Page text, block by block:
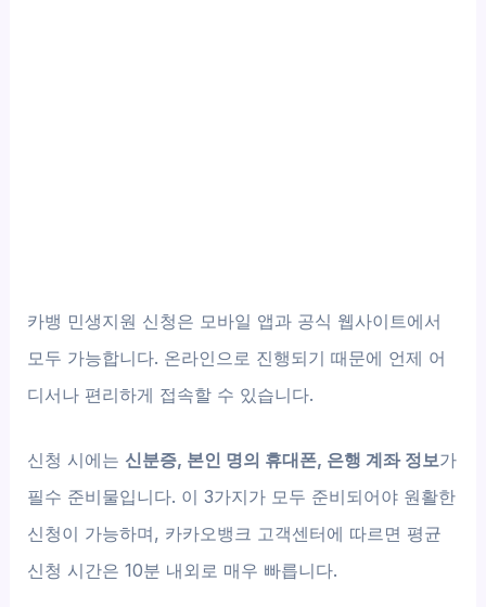
카뱅 민생지원 신청은 모바일 앱과 공식 웹사이트에서
모두 가능합니다. 온라인으로 진행되기 때문에 언제 어
디서나 편리하게 접속할 수 있습니다.
신청 시에는 신분증, 본인 명의 휴대폰, 은행 계좌 정보가
필수 준비물입니다. 이 3가지가 모두 준비되어야 원활한
신청이 가능하며, 카카오뱅크 고객센터에 따르면 평균
신청 시간은 10분 내외로 매우 빠릅니다.